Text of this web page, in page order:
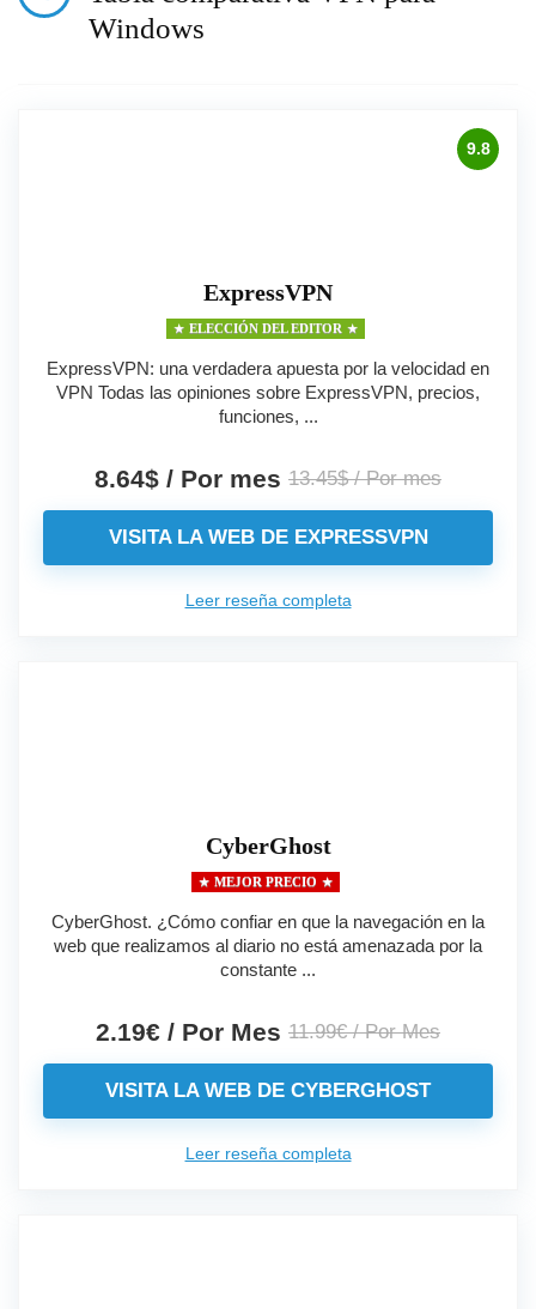
Windows
9.8
ExpressVPN
ELECCIÓN DEL EDITOR
ExpressVPN: una verdadera apuesta por la velocidad en
VPN Todas las opiniones sobre ExpressVPN, precios,
funciones, ...
8.64$ / Por mes 13.45$ / Por mes
VISITA LA WEB DE EXPRESSVPN
Leer reseña completa
CyberGhost
MEJOR PRECIO
CyberGhost. ¿Cómo confiar en que la navegación en la
web que realizamos al diario no está amenazada por la
constante ...
2.19€ / Por Mes 11.99€ / Por Mes
VISITA LA WEB DE CYBERGHOST
Leer reseña completa